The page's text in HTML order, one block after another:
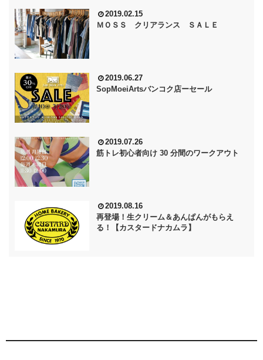
2019.02.15
ＭＯＳＳ クリアランス ＳＡＬＥ
2019.06.27
SopMoeiArtsバンコク店ーセール
2019.07.26
筋トレ初心者向け 30 分間のワークアウト
2019.08.16
再登場！生クリーム＆あんぱんがもらえ
る！【カスタードナカムラ】